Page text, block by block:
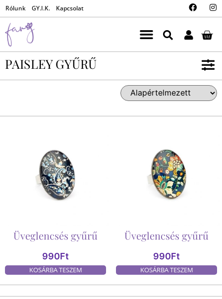
Rólunk GY.I.K. Kapcsolat
PAISLEY GYŰRŰ
Üveglencsés gyűrű
990Ft
KOSÁRBA TESZEM
Üveglencsés gyűrű
990Ft
KOSÁRBA TESZEM